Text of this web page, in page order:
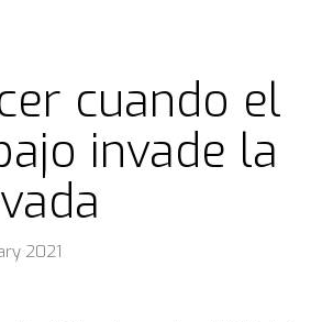
cuando el
invade la
2021